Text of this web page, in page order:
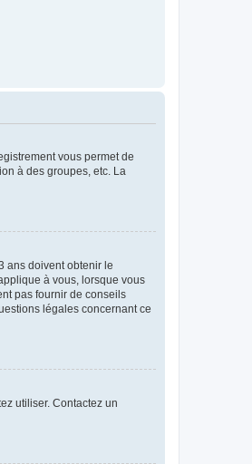
vous permet de
à des groupes, etc. La
ans doivent obtenir le
à vous, lorsque vous
pas fournir de conseils
légales concernant ce
utiliser. Contactez un